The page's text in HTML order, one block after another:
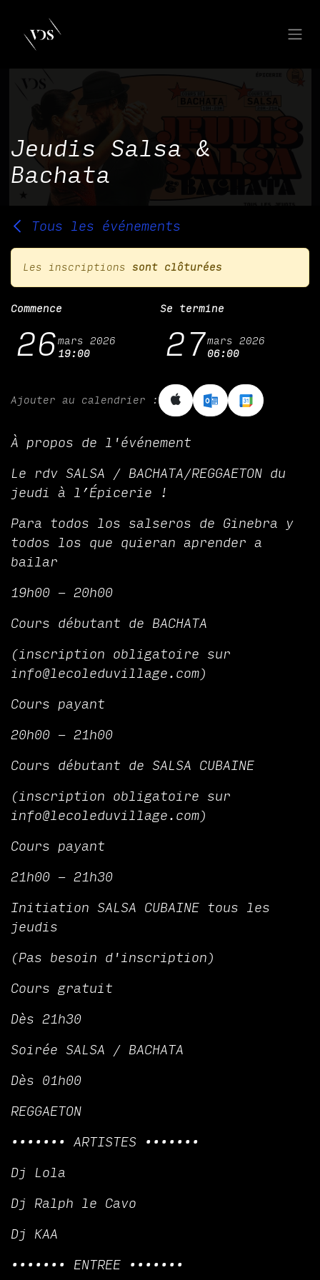
Jeudis Salsa &
Bachata
Tous les événements
Les inscriptions sont clôturées
Commence
26mars 2026
19:00
Se termine
27mars 2026
06:00
Ajouter au calendrier :
À propos de l'événement
Le rdv SALSA / BACHATA/REGGAETON du
jeudi à l’Épicerie !
Para todos los salseros de Ginebra y
todos los que quieran aprender a
bailar
19h00 - 20h00
Cours débutant de BACHATA
(inscription obligatoire sur
info@lecoleduvillage.com)
Cours payant
20h00 - 21h00
Cours débutant de SALSA CUBAINE
(inscription obligatoire sur
info@lecoleduvillage.com)
Cours payant
21h00 - 21h30
Initiation SALSA CUBAINE tous les
jeudis
(Pas besoin d'inscription)
Cours gratuit
Dès 21h30
Soirée SALSA / BACHATA
Dès 01h00
REGGAETON
••••••• ARTISTES •••••••
Dj Lola
Dj Ralph le Cavo
Dj KAA
••••••• ENTREE •••••••